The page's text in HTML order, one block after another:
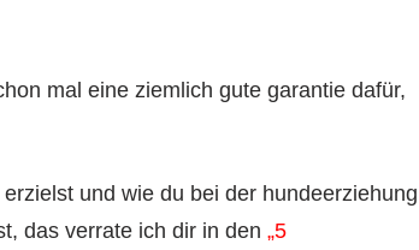
mal eine ziemlich gute garantie dafür,
und wie du bei der hundeerziehung
das verrate ich dir in den „5